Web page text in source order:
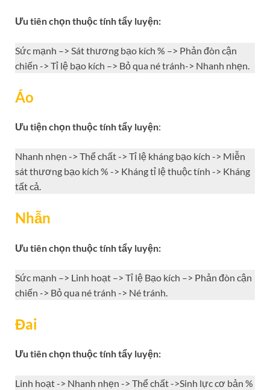
Ưu tiên chọn thuộc tính tẩy luyện:
Sức mạnh –> Sát thương bạo kích % –> Phản đòn cận
chiến -> Tỉ lệ bạo kích –> Bỏ qua né tránh-> Nhanh nhẹn.
Áo
Ưu tiện chọn thuộc tính tẩy luyện:
Nhanh nhẹn -> Thể chất -> Tỉ lệ kháng bạo kích -> Miễn
sát thương bạo kích % -> Kháng tỉ lệ thuộc tính -> Kháng
tất cả.
Nhẫn
Ưu tiên chọn thuộc tính tẩy luyện:
Sức mạnh –> Linh hoạt –> Tỉ lệ Bạo kích –> Phản đòn cận
chiến -> Bỏ qua né tránh -> Né tránh.
Đai
Ưu tiên chọn thuộc tính tẩy luyện:
Linh hoạt -> Nhanh nhẹn -> Thể chất ->Sinh lực cơ bản %